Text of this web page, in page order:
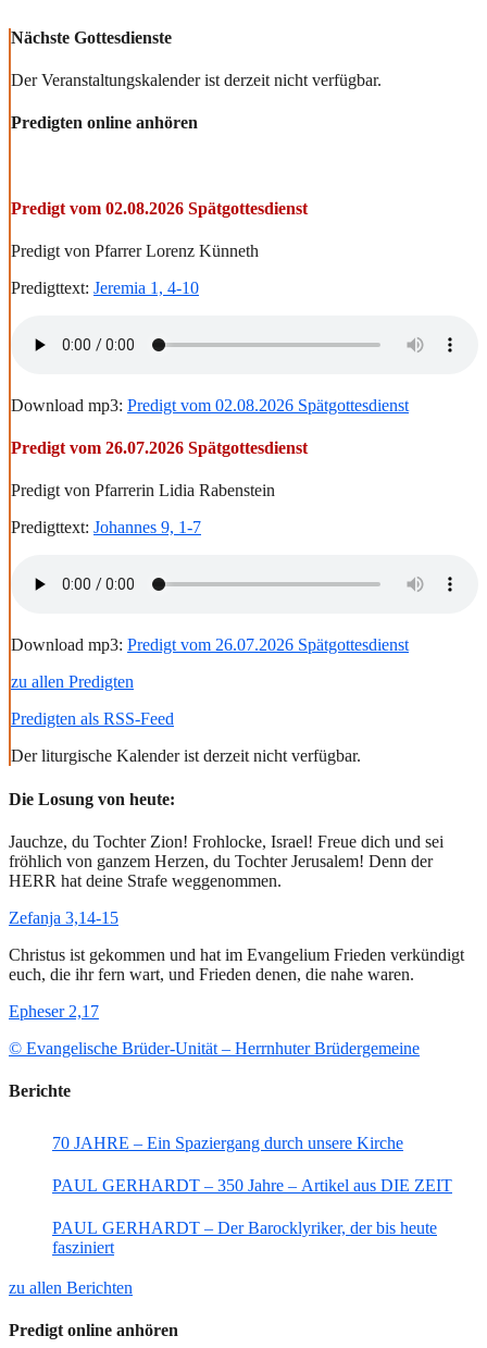
Nächste Gottesdienste
Der Veranstaltungskalender ist derzeit nicht verfügbar.
Predigten online anhören
Predigt vom 02.08.2026 Spätgottesdienst
Predigt von Pfarrer Lorenz Künneth
Predigttext: Jeremia 1, 4-10
Download mp3: Predigt vom 02.08.2026 Spätgottesdienst
Predigt vom 26.07.2026 Spätgottesdienst
Predigt von Pfarrerin Lidia Rabenstein
Predigttext: Johannes 9, 1-7
Download mp3: Predigt vom 26.07.2026 Spätgottesdienst
zu allen Predigten
Predigten als RSS-Feed
Der liturgische Kalender ist derzeit nicht verfügbar.
Die Losung von heute:
Jauchze, du Tochter Zion! Frohlocke, Israel! Freue dich und sei
fröhlich von ganzem Herzen, du Tochter Jerusalem! Denn der
HERR hat deine Strafe weggenommen.
Zefanja 3,14-15
Christus ist gekommen und hat im Evangelium Frieden verkündigt
euch, die ihr fern wart, und Frieden denen, die nahe waren.
Epheser 2,17
© Evangelische Brüder-Unität – Herrnhuter Brüdergemeine
Berichte
70 JAHRE – Ein Spaziergang durch unsere Kirche
PAUL GERHARDT – 350 Jahre – Artikel aus DIE ZEIT
PAUL GERHARDT – Der Barocklyriker, der bis heute
fasziniert
zu allen Berichten
Predigt online anhören